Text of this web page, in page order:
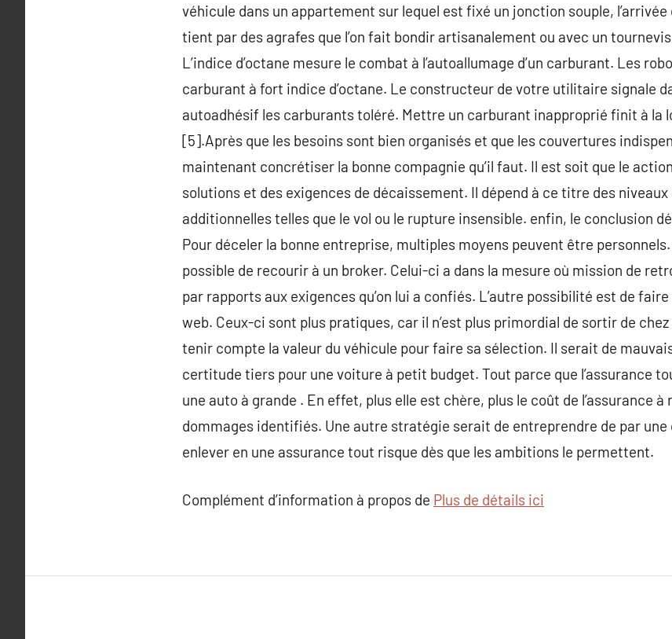
véhicule dans un appartement sur lequel est fixé un jonction souple, l’arrivée
tient par des agrafes que l’on fait bondir artisanalement ou avec un
L’indice d’octane mesure le combat à l’autoallumage d’un carburant. Les
carburant à fort indice d’octane. Le constructeur de votre utilitaire signale
autoadhésif les carburants toléré. Mettre un carburant inapproprié finit à la
[5].Après que les besoins sont bien organisés et que les couvertures
maintenant concrétiser la bonne compagnie qu’il faut. Il est soit que le
solutions et des exigences de décaissement. Il dépend à ce titre des
additionnelles telles que le vol ou le rupture insensible. enfin, le conclusion
Pour déceler la bonne entreprise, multiples moyens peuvent être
possible de recourir à un broker. Celui-ci a dans la mesure où mission de
par rapports aux exigences qu’on lui a confiés. L’autre possibilité est de
web. Ceux-ci sont plus pratiques, car il n’est plus primordial de sortir de
tenir compte la valeur du véhicule pour faire sa sélection. Il serait de
certitude tiers pour une voiture à petit budget. Tout parce que l’assurance
une auto à grande . En effet, plus elle est chère, plus le coût de l’assurance
dommages identifiés. Une autre stratégie serait de entreprendre de par
enlever en une assurance tout risque dès que les ambitions le permettent.
Complément d’information à propos de Plus de détails ici